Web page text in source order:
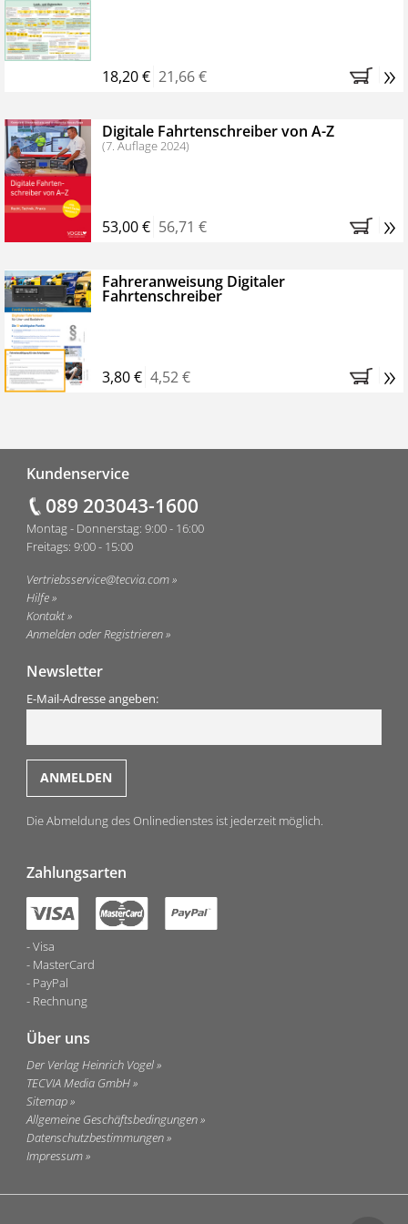
Bestellen Sie jetzt das VerkehrsRundschau Profipaket im
Kennenlern-Abo für zwei Monate (inkl. der derzeitig
Monaten brauchen Sie nichts weiter tun, das
Abonnement endet automatisch, es entstehen keine
weiteren Verpflichtungen.
18,20 € 21,66 € »
Digitale Fahrtenschreiber von A-Z
(7. Auflage 2024)
53,00 € 56,71 € »
Fahreranweisung Digitaler
Fahrtenschreiber
3,80 € 4,52 € »
Kundenservice
089 203043-1600
Montag - Donnerstag: 9:00 - 16:00
Freitags: 9:00 - 15:00
Vertriebsservice@tecvia.com
Hilfe
Kontakt
Anmelden oder Registrieren
Newsletter
E-Mail-Adresse angeben:
Die Abmeldung des Onlinedienstes ist jederzeit möglich.
Zahlungsarten
Visa
MasterCard
PayPal
Rechnung
Über uns
Der Verlag Heinrich Vogel
TECVIA Media GmbH
Sitemap
Allgemeine Geschäftsbedingungen
Datenschutzbestimmungen
Impressum